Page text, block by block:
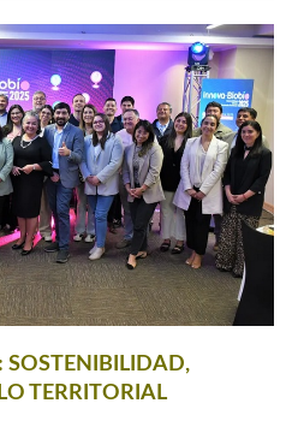
SOSTENIBILIDAD,
TERRITORIAL